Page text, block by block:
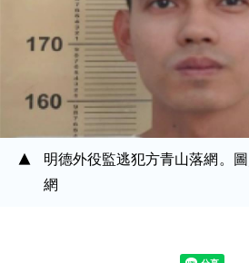
明德外役監逃犯方青山落網。
網